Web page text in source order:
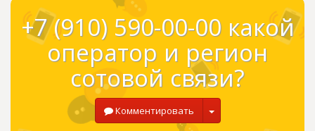
+7 (910) 590-00-00 какой
оператор и регион
сотовой связи?
Комментировать